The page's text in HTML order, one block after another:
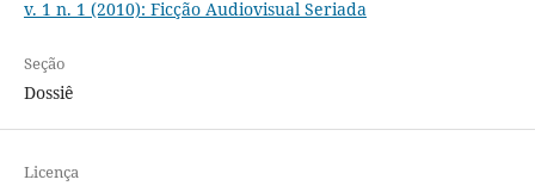
v. 1 n. 1 (2010): Ficção Audiovisual Seriada
Seção
Dossiê
Licença